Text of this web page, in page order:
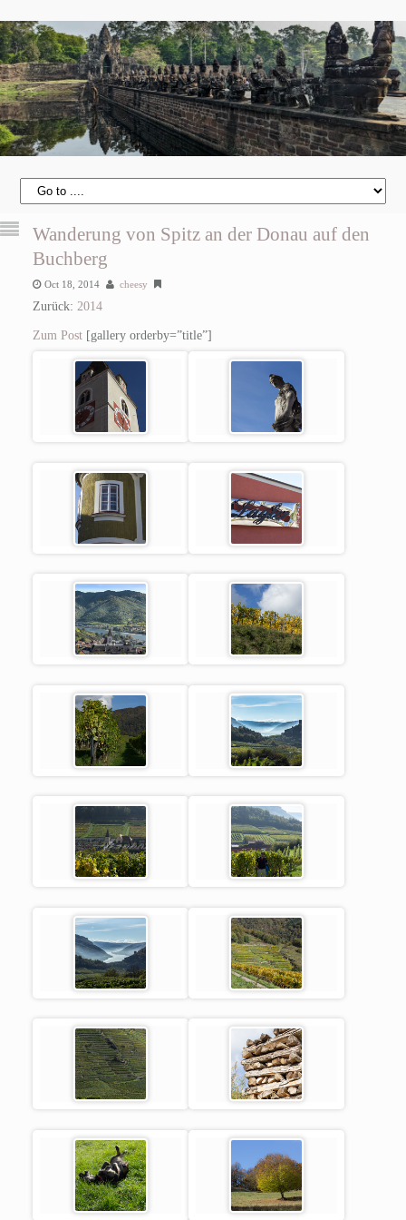
Wanderung von Spitz an der Donau auf den
Buchberg
Oct 18, 2014 cheesy
Zurück: 2014
Zum Post[gallery orderby=”title”]